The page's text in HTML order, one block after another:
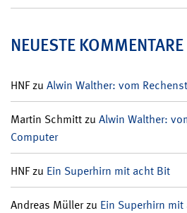
NEUESTE KOMMENTARE
HNFzu Alwin Walther: vom
Martin Schmittzu Alwin Walther:
Computer
HNFzu Ein Superhirn mit acht Bit
Andreas Müllerzu Ein Superhirn